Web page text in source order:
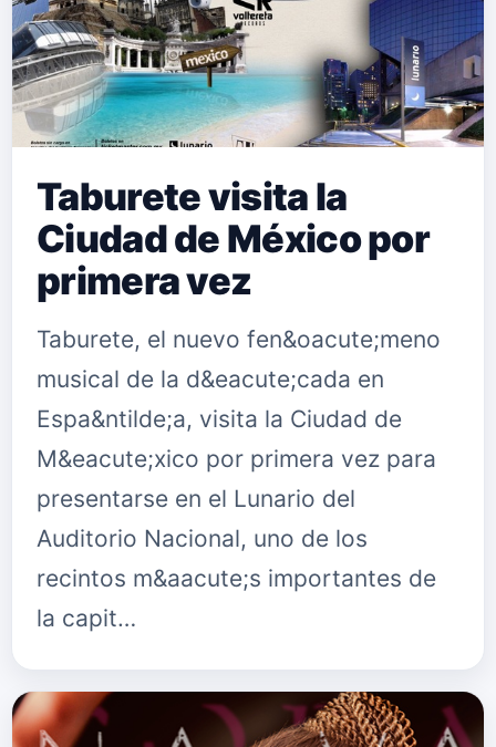
Taburete visita la
Ciudad de México por
primera vez
Taburete, el nuevo fen&oacute;meno
musical de la d&eacute;cada en
Espa&ntilde;a, visita la Ciudad de
M&eacute;xico por primera vez para
presentarse en el Lunario del
Auditorio Nacional, uno de los
recintos m&aacute;s importantes de
la capit…